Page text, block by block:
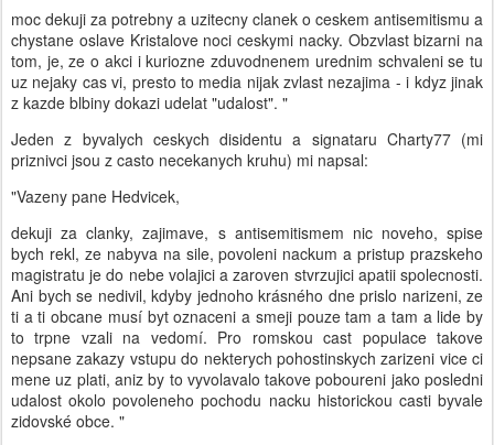
moc dekuji za potrebny a uzitecny clanek o ceskem antisemitismu a
chystane oslave Kristalove noci ceskymi nacky. Obzvlast bizarni na
tom, je, ze o akci i kuriozne zduvodnenem urednim schvaleni se tu
uz nejaky cas vi, presto to media nijak zvlast nezajima - i kdyz jinak
z kazde blbiny dokazi udelat "udalost". "
Jeden z byvalych ceskych disidentu a signataru Charty77 (mi
priznivci jsou z casto necekanych kruhu) mi napsal:
"Vazeny pane Hedvicek,
dekuji za clanky, zajimave, s antisemitismem nic noveho, spise
bych rekl, ze nabyva na sile, povoleni nackum a pristup prazskeho
magistratu je do nebe volajici a zaroven stvrzujici apatii spolecnosti.
Ani bych se nedivil, kdyby jednoho krásného dne prislo narizeni, ze
ti a ti obcane musí byt oznaceni a smeji pouze tam a tam a lide by
to trpne vzali na vedomí. Pro romskou cast populace takove
nepsane zakazy vstupu do nekterych pohostinskych zarizeni vice ci
mene uz plati, aniz by to vyvolavalo takove poboureni jako posledni
udalost okolo povoleneho pochodu nacku historickou casti byvale
zidovské obce. "